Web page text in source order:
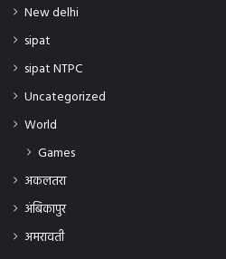
Games
अकलतरा
अंबिकापुर
अमरावती
आगरा
इटारसी
उत्तराखंड/रायपुर
कटघोरा/गोपालपुर
कबीरधाम